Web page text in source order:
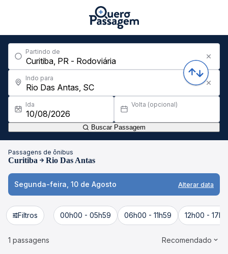
Partindo de
Indo para
Ida Volta (opcional)
Buscar Passagem
Passagens de ônibus
Curitiba Rio Das Antas
Segunda-feira, 10 de Agosto Alterar data
Filtros 00h00 - 05h59 06h00 - 11h59 12h00 -
1 passagens Recomendado